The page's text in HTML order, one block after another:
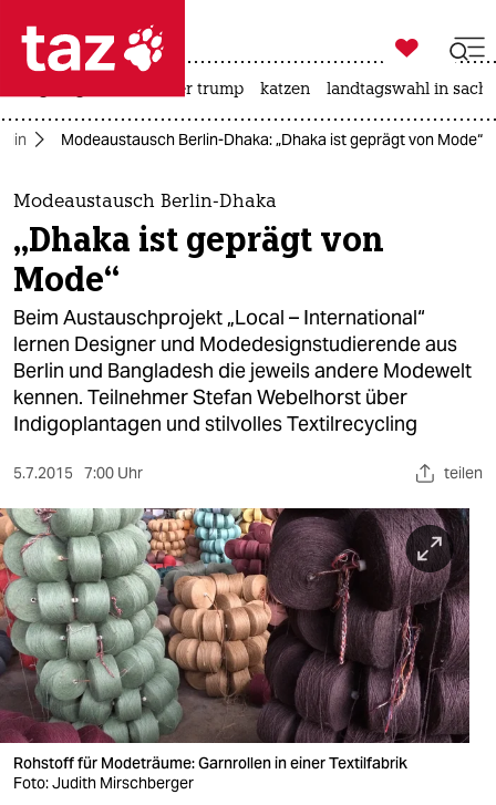
 taz zahl ich
taz zahl ich
themen
politik
öko
gesellschaft
kultur
nord
wahrheit
verlag
verlag
veranstaltungen
shop

taz zahl ich
usa unter trump katzen landtagswahl in
Modeaustausch Berlin-Dhaka: „Dhaka ist geprägt von Mode“
Modeaustausch Berlin-Dhaka
„Dhaka ist geprägt von
Mode“
Beim Austauschprojekt „Local – International“
lernen Designer und Modedesignstudierende aus
Berlin und Bangladesh die jeweils andere Modewelt
kennen. Teilnehmer Stefan Webelhorst über
Indigoplantagen und stilvolles Textilrecycling
5.7.2015 7:00 Uhr teilen
Rohstoff für Modeträume: Garnrollen in einer Textilfabrik
Foto: Judith Mirschberger